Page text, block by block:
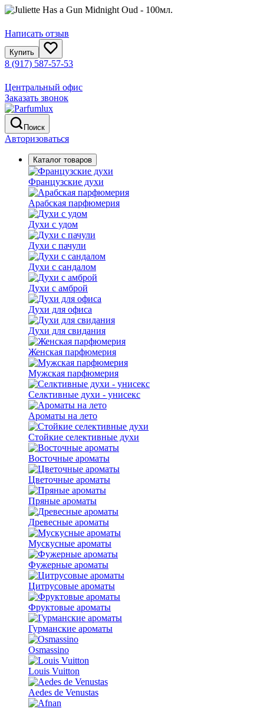
Написать отзыв
Купить
8 (917) 587-57-53
Центральный офис
Заказать звонок
Поиск
Авторизоваться
Каталог товаров
Французские духи
Арабская парфюмерия
Духи с удом
Духи с пачули
Духи с сандалом
Духи с амброй
Духи для офиса
Духи для свидания
Женская парфюмерия
Мужская парфюмерия
Селктивные духи - унисекс
Ароматы на лето
Стойкие селективные духи
Восточные ароматы
Цветочные ароматы
Пряные ароматы
Древесные ароматы
Мускусные ароматы
Фужерные ароматы
Цитрусовые ароматы
Фруктовые ароматы
Гурманские ароматы
Osmassino
Louis Vuitton
Aedes de Venustas